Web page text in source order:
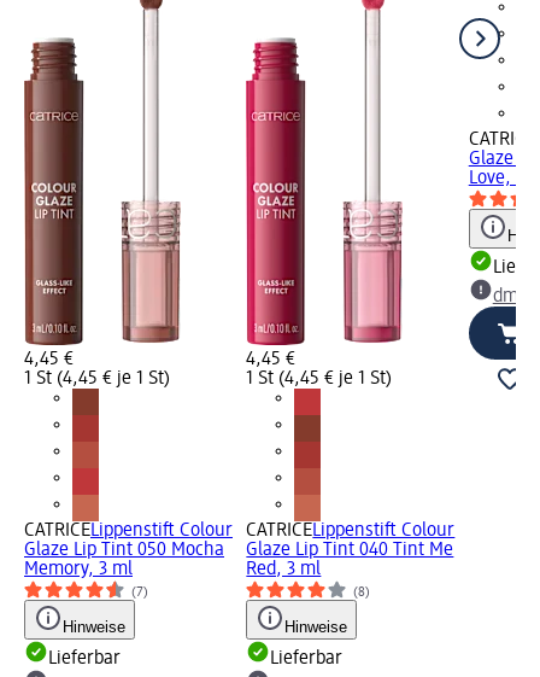
4,45 €
1 St (4,45 € je 1 St)
CATRICELippenstift Colour
Glaze Lip Tint 050 Mocha
Memory, 3 ml
(7)
Hinweise
Lieferbar
4,45 €
1 St (4,45 € je 1 St)
CATRICELippenstift Colour
Glaze Lip Tint 040 Tint Me
Red, 3 ml
(8)
Hinweise
Lieferbar
CATRICE
Glaze
Love, 3
dm